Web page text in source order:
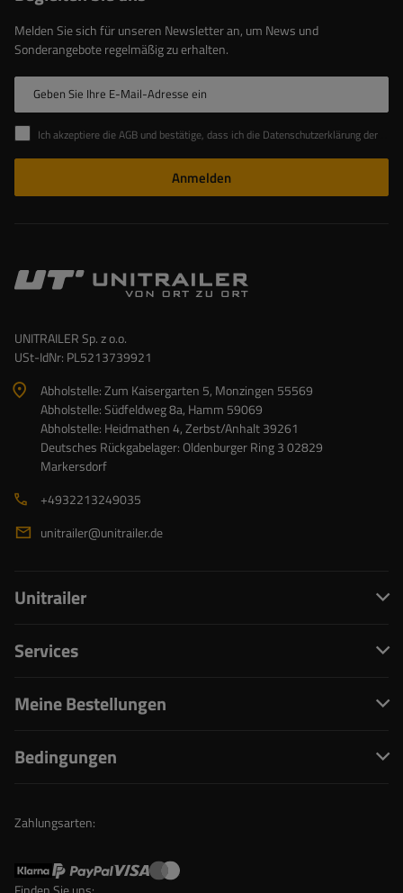
Melden Sie sich für unseren Newsletter an, um News und
Sonderangebote regelmäßig zu erhalten.
Geben Sie Ihre E-Mail-Adresse ein
Ich akzeptiere die AGB und bestätige, dass ich die Datenschutzerklärung der Website zur Kenntnis genommen habe
Anmelden
UNITRAILER Sp. z o.o.
USt-IdNr: PL5213739921
Abholstelle: Zum Kaisergarten 5, Monzingen 55569
Abholstelle: Südfeldweg 8a, Hamm 59069
Abholstelle: Heidmathen 4, Zerbst/Anhalt 39261
Deutsches Rückgabelager: Oldenburger Ring 3 02829
Markersdorf
+4932213249035
unitrailer@unitrailer.de
Unitrailer
Services
Meine Bestellungen
Bedingungen
Zahlungsarten: